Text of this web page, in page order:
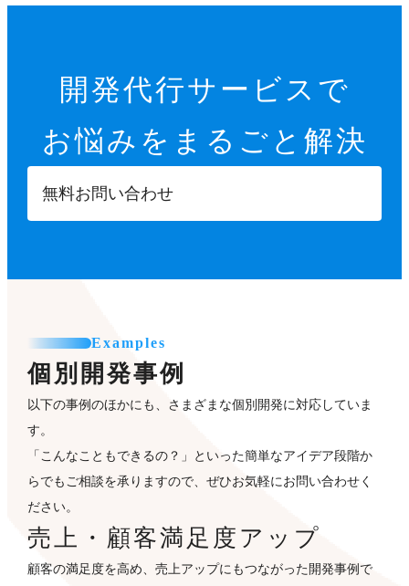
開発代行サービスで
お悩みをまるごと解決
無料お問い合わせ
Examples
個別開発事例
以下の事例のほかにも、さまざまな個別開発に対応していま
す。
「こんなこともできるの？」といった簡単なアイデア段階か
らでもご相談を承りますので、ぜひお気軽にお問い合わせく
ださい。
売上・顧客満足度アップ
顧客の満足度を高め、売上アップにもつながった開発事例で